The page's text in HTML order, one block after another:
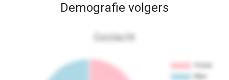
Demografie volgers
Geslacht